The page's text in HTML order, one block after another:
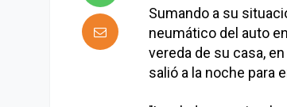
Sumando a su
neumático del auto
vereda de su casa,
salió a la noche para